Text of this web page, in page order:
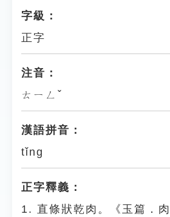
字級：
正字
注音：
ㄊㄧㄥˇ
漢語拼音：
tǐng
正字釋義：
1. 直條狀乾肉。《玉篇．肉